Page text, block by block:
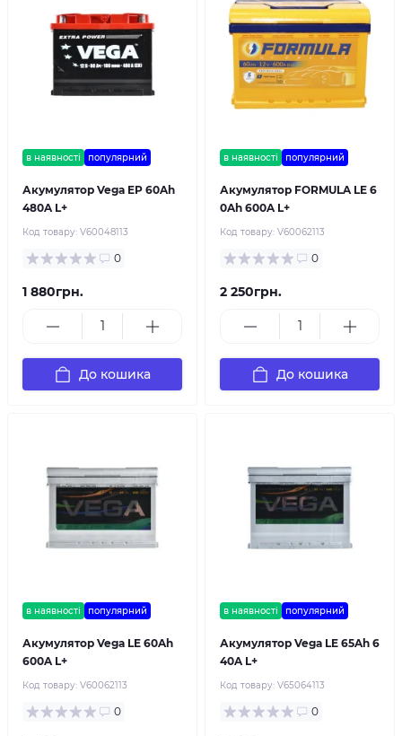
в наявності популярний
Акумулятор Vega EP 60Ah
480A L+
Код товару: V60048113
0
1 880грн.
До кошика
в наявності популярний
Акумулятор FORMULA LE 6
0Ah 600A L+
Код товару: V60062113
0
2 250грн.
До кошика
в наявності популярний
Акумулятор Vega LE 60Ah
600A L+
Код товару: V60062113
0
в наявності популярний
Акумулятор Vega LE 65Ah 6
40A L+
Код товару: V65064113
0